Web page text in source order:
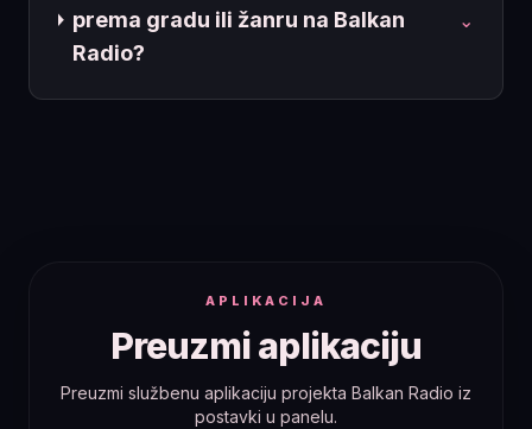
prema gradu ili žanru na Balkan
Radio?
⌄
APLIKACIJA
Preuzmi aplikaciju
Preuzmi službenu aplikaciju projekta Balkan Radio iz
postavki u panelu.